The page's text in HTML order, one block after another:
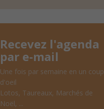
Recevez l'agenda
par e-mail
Une fois par semaine en un coup
d'oeil
Lotos, Taureaux, Marchés de
Noël, ...